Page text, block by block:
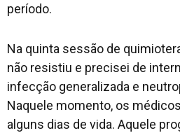
período.
Na quinta sessão de
não resistiu e precisei de
infecção generalizada e
Naquele momento, os
alguns dias de vida. Aquele